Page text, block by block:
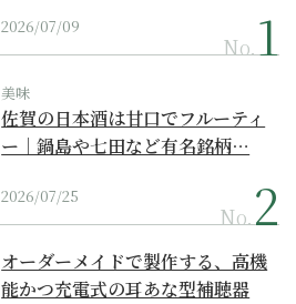
2026/07/09
No.
美味
佐賀の日本酒は甘口でフルーティ
ー｜鍋島や七田など有名銘柄…
2026/07/25
No.
オーダーメイドで製作する、高機
能かつ充電式の耳あな型補聴器